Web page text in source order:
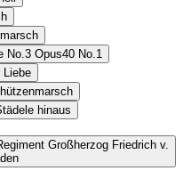
No.3 Opus40 No.1
Liebe
hinaus
Großherzog Friedrich v.